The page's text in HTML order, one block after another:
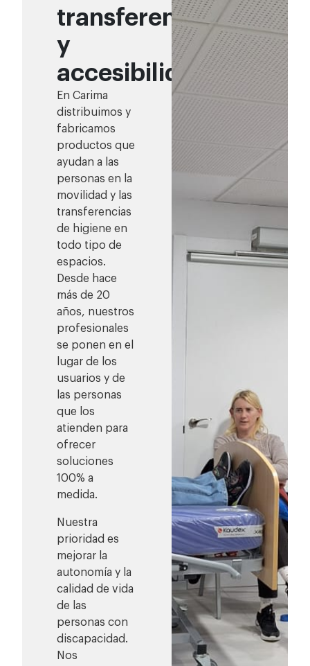
uso.
transferencia
y
accesibilidad
En Carima
distribuimos y
fabricamos
productos que
ayudan a las
personas en la
movilidad y las
transferencias
de higiene en
todo tipo de
espacios.
Desde hace
más de 20
años, nuestros
profesionales
se ponen en el
lugar de los
usuarios y de
las personas
que los
atienden para
ofrecer
soluciones
100% a
medida.
Nuestra
prioridad es
mejorar la
autonomía y la
calidad de vida
de las
personas con
discapacidad.
Nos